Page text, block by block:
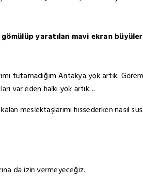
yaratılan mavi ekran
tutamadığım Antakya yok artık.
var eden halkı yok artık…
meslektaşlarımı hissederken nasıl
da izin vermeyeceğiz.